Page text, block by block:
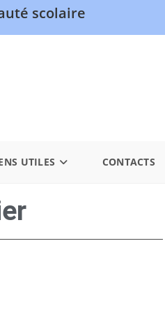
scolaire
UTILES CONTACTS